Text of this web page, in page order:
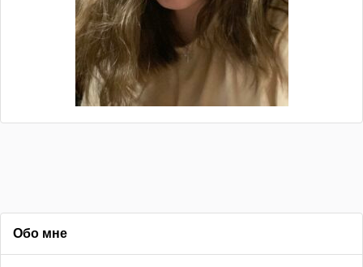
Обо мне